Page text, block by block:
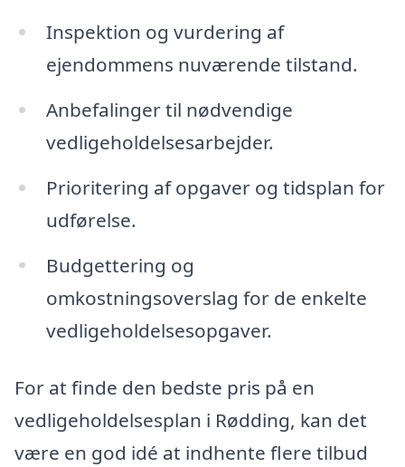
Inspektion og vurdering af
ejendommens nuværende tilstand.
Anbefalinger til nødvendige
vedligeholdelsesarbejder.
Prioritering af opgaver og tidsplan for
udførelse.
Budgettering og
omkostningsoverslag for de enkelte
vedligeholdelsesopgaver.
For at finde den bedste pris på en
vedligeholdelsesplan i Rødding, kan det
være en god idé at indhente flere tilbud